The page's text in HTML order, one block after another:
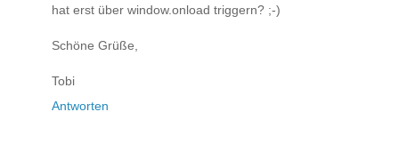
hat erst über window.onload triggern? ;-)
Schöne Grüße,
Tobi
Antworten